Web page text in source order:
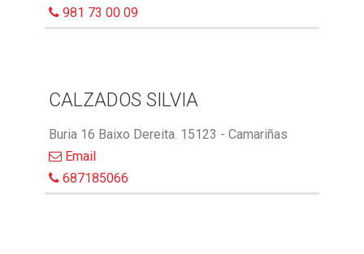
981 73 00 09
CALZADOS SILVIA
Buria 16 Baixo Dereita. 15123 - Camariñas
Email
687185066